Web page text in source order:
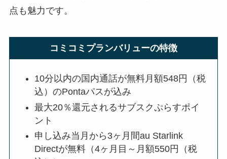
点も魅力です。
コミコミプランバリューの特徴
10分以内の国内通話が無料月額548円（税
込）のPontaパスが込み
最大20％還元されるサブスクぷらすポイ
ント
申し込み当月から3ヶ月間au Starlink
Directが無料（4ヶ月目～月額550円（税